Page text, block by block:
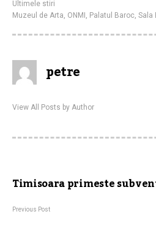
Ultimele stiri
Muzeul de Arta, ONMI , Palatul Baroc, Sala
petre
View All Posts by Author
Timisoara primeste
Previous Post